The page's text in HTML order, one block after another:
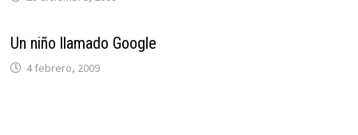
Un niño llamado Google
4 febrero, 2009